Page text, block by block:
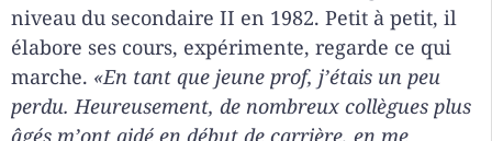
niveau du secondaire II en 1982. Petit à petit, il
élabore ses cours, expérimente, regarde ce qui
marche. «En tant que jeune prof, j’étais un peu
perdu. Heureusement, de nombreux collègues plus
âgés m’ont aidé en début de carrière, en me